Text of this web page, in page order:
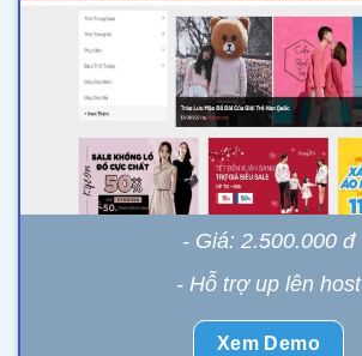
- Giá: 2.500.000 đ
- Hỗ trợ up lên host
Xem Demo